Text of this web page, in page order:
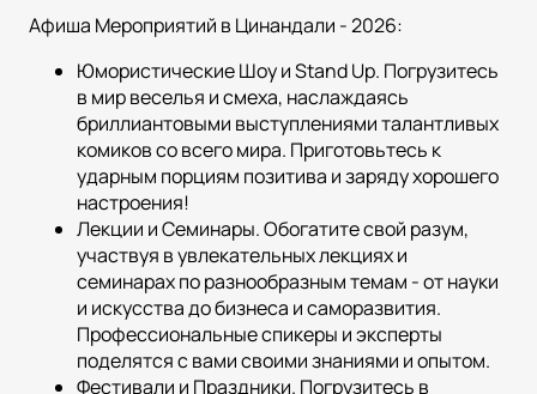
Афиша Мероприятий в Цинандали - 2026:
Юмористические Шоу и Stand Up. Погрузитесь
в мир веселья и смеха, наслаждаясь
бриллиантовыми выступлениями талантливых
комиков со всего мира. Приготовьтесь к
ударным порциям позитива и заряду хорошего
настроения!
Лекции и Семинары. Обогатите свой разум,
участвуя в увлекательных лекциях и
семинарах по разнообразным темам - от науки
и искусства до бизнеса и саморазвития.
Профессиональные спикеры и эксперты
поделятся с вами своими знаниями и опытом.
Фестивали и Праздники. Погрузитесь в